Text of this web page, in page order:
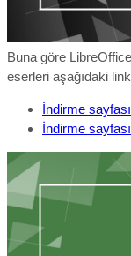
Buna göre
eserleri aşağıdaki
İndirme sayfası
İndirme sayfası